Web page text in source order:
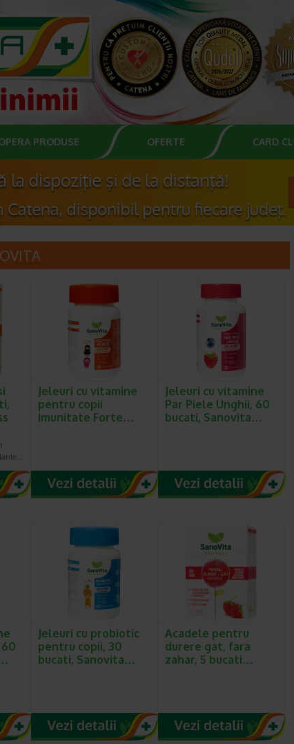
PRODUSE OFERTE CARD
Jeleuri cu vitamine
pentru copii
Imunitate Forte…
Jeleuri cu vitamine
Par Piele Unghii, 60
bucati, Sanovita…
Jeleuri cu probiotic
pentru copii, 30
bucati, Sanovita…
Acadele pentru
durere gat, fara
zahar, 5 bucati…